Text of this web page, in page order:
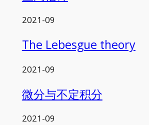
2021-09
The Lebesgue theory
2021-09
微分与不定积分
2021-09